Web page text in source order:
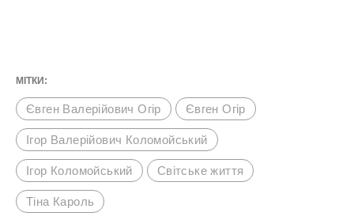
МІТКИ:
Євген Валерійович Огір Євген Огір
Ігор Валерійович Коломойський
Ігор Коломойський Світське життя
Тіна Кароль